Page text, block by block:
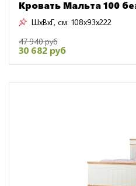
Кровать Мальта 100
ШxВxГ, см: 108x93x222
47 940 руб
30 682 руб